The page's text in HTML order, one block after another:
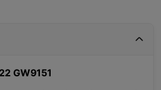
GW9151